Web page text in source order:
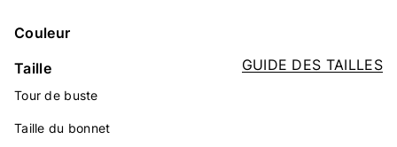
Couleur
GUIDE DES TAILLES
Taille
Tour de buste
Taille du bonnet